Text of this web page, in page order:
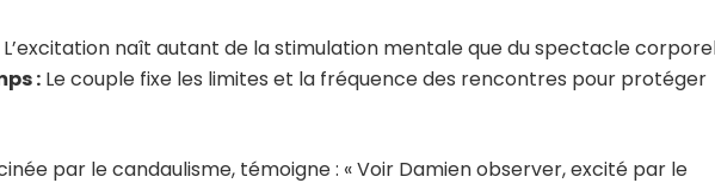
L’excitation naît autant de la stimulation mentale que du spectacle
: Le couple fixe les limites et la fréquence des rencontres pour protéger
par le candaulisme, témoigne : « Voir Damien observer, excité par le